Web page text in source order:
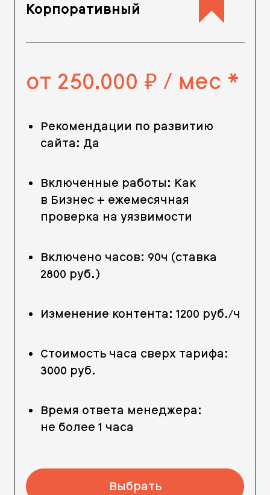
Корпоративный
от 250.000 руб.
/ мес *
Рекомендации по развитию
сайта: Да
Включенные работы: Как
в Бизнес + ежемесячная
проверка на уязвимости
Включено часов: 90ч (ставка
2800 руб.)
Изменение контента: 1200 руб./ч
Стоимость часа сверх тарифа:
3000 руб.
Время ответа менеджера:
не более 1 часа
Выбрать